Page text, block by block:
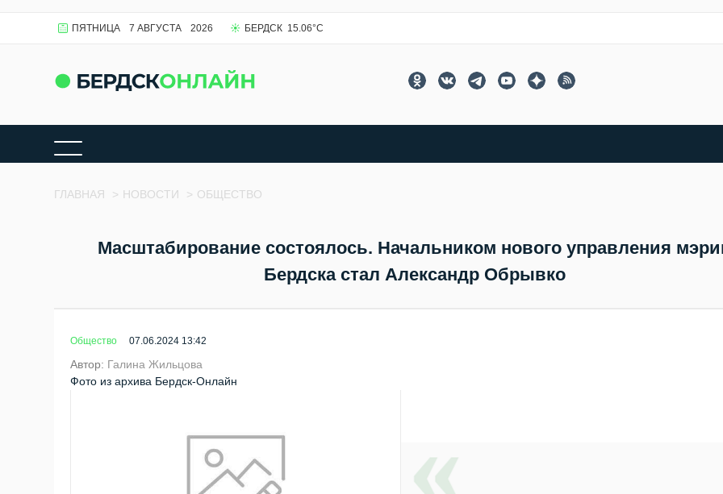
ПЯТНИЦА 7 АВГУСТА 2026 БЕРДСК 15.06°C
ГЛАВНАЯ > НОВОСТИ > ОБЩЕСТВО
Масштабирование состоялось. Начальником нового управления
Бердска стал Александр Обрывко
Общество 07.06.2024 13:42
Автор: Галина Жильцова
Фото из архива Бердск-Онлайн